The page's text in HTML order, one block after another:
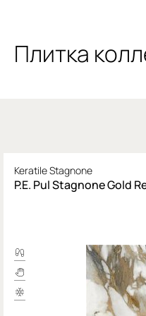
Плитка
Keratile Stagnone
P.E. Pul Stagnone Gold